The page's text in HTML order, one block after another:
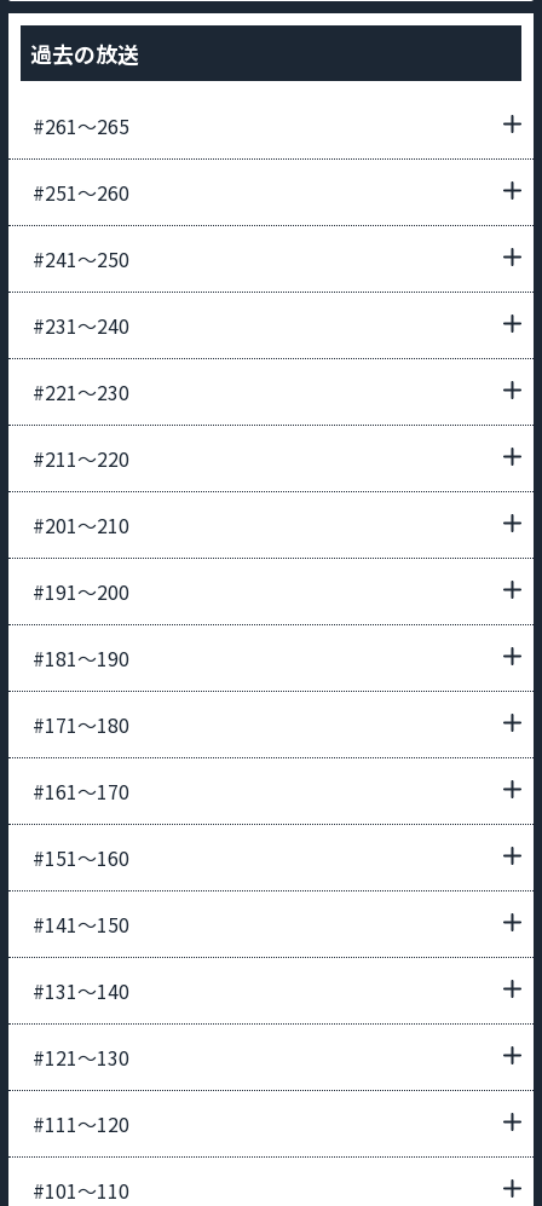
過去の放送
#261〜265
#251〜260
#241〜250
#231〜240
#221〜230
#211〜220
#201〜210
#191〜200
#181〜190
#171〜180
#161〜170
#151〜160
#141〜150
#131〜140
#121〜130
#111〜120
#101〜110